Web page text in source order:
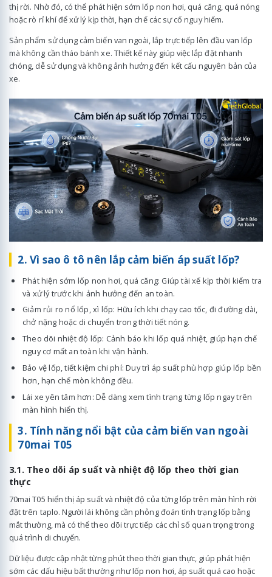
thị rời. Nhờ đó, có thể phát hiện sớm lốp non hơi, quá căng, quá nóng
hoặc rò rỉ khí để xử lý kịp thời, hạn chế các sự cố nguy hiểm.
Sản phẩm sử dụng cảm biến van ngoài, lắp trực tiếp lên đầu van lốp
mà không cần tháo bánh xe. Thiết kế này giúp việc lắp đặt nhanh
chóng, dễ sử dụng và không ảnh hưởng đến kết cấu nguyên bản của
xe.
2. Vì sao ô tô nên lắp cảm biến áp suất lốp?
Phát hiện sớm lốp non hơi, quá căng: Giúp tài xế kịp thời kiểm tra
và xử lý trước khi ảnh hưởng đến an toàn.
Giảm rủi ro nổ lốp, xì lốp: Hữu ích khi chạy cao tốc, đi đường dài,
chở nặng hoặc di chuyển trong thời tiết nóng.
Theo dõi nhiệt độ lốp: Cảnh báo khi lốp quá nhiệt, giúp hạn chế
nguy cơ mất an toàn khi vận hành.
Bảo vệ lốp, tiết kiệm chi phí: Duy trì áp suất phù hợp giúp lốp bền
hơn, hạn chế mòn không đều.
Lái xe yên tâm hơn: Dễ dàng xem tình trạng từng lốp ngay trên
màn hình hiển thị.
3. Tính năng nổi bật của cảm biến van ngoài
70mai T05
3.1. Theo dõi áp suất và nhiệt độ lốp theo thời gian
thực
70mai T05 hiển thị áp suất và nhiệt độ của từng lốp trên màn hình rời
đặt trên taplo. Người lái không cần phỏng đoán tình trạng lốp bằng
mắt thường, mà có thể theo dõi trực tiếp các chỉ số quan trọng trong
quá trình di chuyển.
Dữ liệu được cập nhật từng phút theo thời gian thực, giúp phát hiện
sớm các dấu hiệu bất thường như lốp non hơi, áp suất quá cao hoặc